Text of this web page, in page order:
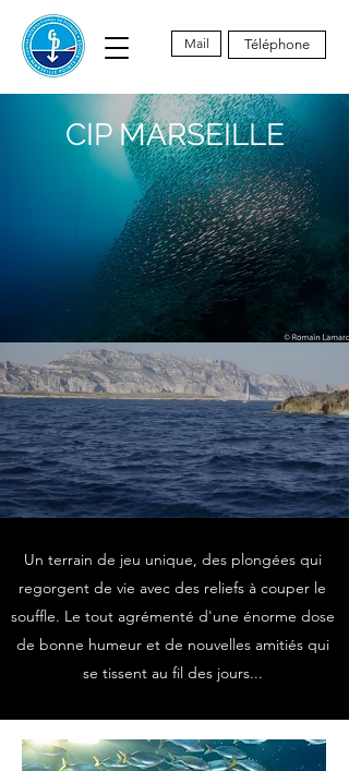
Téléphone
Mail
CIP MARSEILLE
Plongez au coeur du Parc
National des Calanques
Un terrain de jeu unique, des plongées qui
regorgent de vie avec des reliefs à couper le
souffle. Le tout agrémenté d'une énorme dose
de bonne humeur et de nouvelles amitiés qui
se tissent au fil des jours...